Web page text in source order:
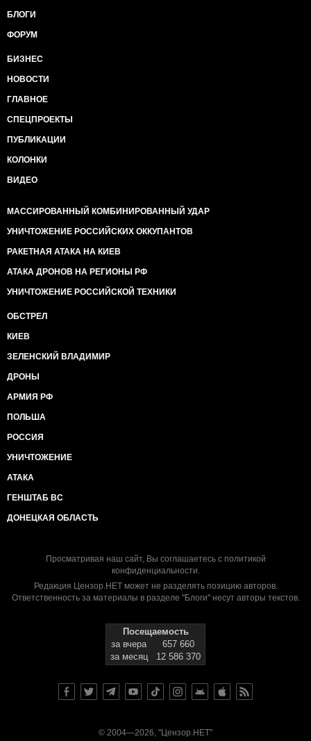
БЛОГИ
ФОРУМ
БИЗНЕС
НОВОСТИ
ГЛАВНОЕ
СПЕЦПРОЕКТЫ
ПУБЛИКАЦИИ
КОЛОНКИ
ВИДЕО
МАССИРОВАННЫЙ КОМБИНИРОВАННЫЙ УДАР
УНИЧТОЖЕНИЕ РОССИЙСКИХ ОККУПАНТОВ
РАКЕТНАЯ АТАКА НА КИЕВ
АТАКА ДРОНОВ НА РЕГИОНЫ РФ
УНИЧТОЖЕНИЕ РОССИЙСКОЙ ТЕХНИКИ
ОБСТРЕЛ
КИЕВ
ЗЕЛЕНСКИЙ ВЛАДИМИР
ДРОНЫ
АРМИЯ РФ
ПОЛЬША
РОССИЯ
УНИЧТОЖЕНИЕ
АТАКА
ГЕНШТАБ ВС
ДОНЕЦКАЯ ОБЛАСТЬ
Просматривая наш сайт, Вы соглашаетесь с политикой
конфиденциальности.
Редакция Цензор.НЕТ может не разделять позицию авторов.
Ответственность за материалы в разделе "Блоги" несут авторы текстов.
Посещаемость
за вчера
657 660
за месяц
12 586 370
© 2004—2026, "Цензор.НЕТ"